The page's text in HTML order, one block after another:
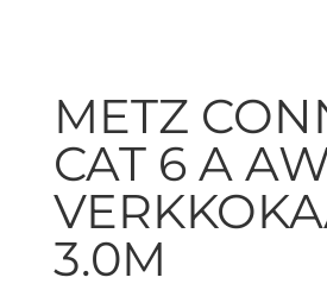
METZ
CAT 6 A
3.0M